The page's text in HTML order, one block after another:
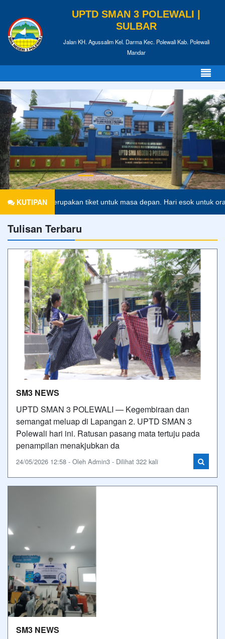
UPTD SMAN 3 POLEWALI |
SULBAR
Jalan KH. Agussalim Kel. Darma Kec. Polewali Kab. Polewali
Mandar
KUTIPAN
merupakan tiket untuk masa depan. Hari esok untuk orang-
Tulisan Terbaru
SM3 NEWS
UPTD SMAN 3 POLEWALI — Kegembiraan dan
semangat meluap di Lapangan 2. UPTD SMAN 3
Polewali hari ini. Ratusan pasang mata tertuju pada
penampilan menakjubkan da
24/05/2026 12:58 - Oleh Admin3 - Dilihat 322 kali
SM3 NEWS